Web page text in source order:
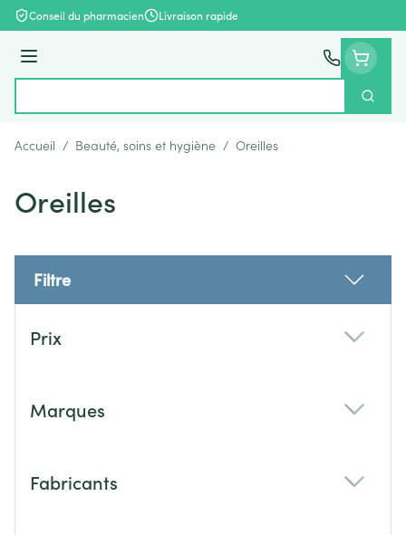
Aller au contenu
Conseil du pharmacien Livraison rapide
Menu
Accueil / Beauté, soins et hygiène / Oreilles
Oreilles
Filtre
Prix
Marques
Fabricants